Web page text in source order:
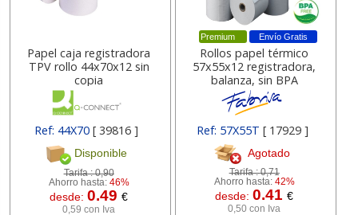
Papel caja registradora
TPV rollo 44x70x12 sin
copia
Ref: 44X70[ 39816 ]
Disponible
Tarifa :0,90
Ahorro hasta: 46%
desde:0.49€
0,59 con Iva
Envío Gratis
Premium
Rollos papel térmico
57x55x12 registradora,
balanza, sin BPA
Ref: 57X55T [ 17929 ]
Agotado
Tarifa :0,71
Ahorro hasta: 42%
desde:0.41€
0,50 con Iva